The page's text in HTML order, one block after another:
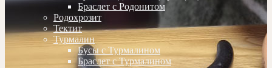
Браслет с Родонитом
Родохрозит
Тектит
Турмалин
Бусы с Турмалином
Браслет с Турмалином